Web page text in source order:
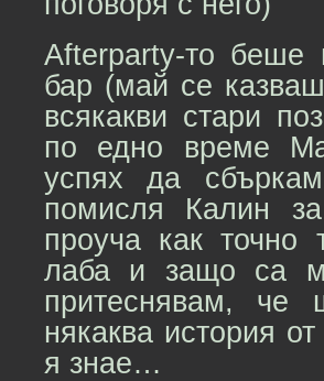
Afterparty-то беше
бар (май се
всякакви стари
по едно време
успях да
помисля Калин
проуча как
лаба и защо са
притеснявам,
някаква история
я знае…